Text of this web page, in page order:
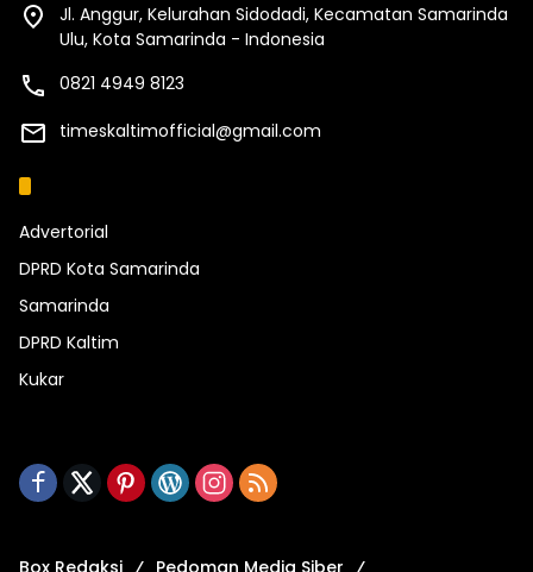
Jl. Anggur, Kelurahan Sidodadi, Kecamatan Samarinda
Ulu, Kota Samarinda - Indonesia
0821 4949 8123
timeskaltimofficial@gmail.com
Advertorial
DPRD Kota Samarinda
Samarinda
DPRD Kaltim
Kukar
Box Redaksi Pedoman Media Siber